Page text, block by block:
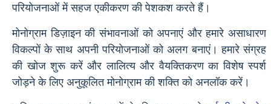
परियोजनाओं में सहज एकीकरण की पेशकश करते हैं।
मोनोग्राम डिज़ाइन की संभावनाओं को अपनाएं और हमारे असाधारण
विकल्पों के साथ अपनी परियोजनाओं को अलग बनाएं। हमारे संग्रह
की खोज शुरू करें और लालित्य और वैयक्तिकरण का विशेष स्पर्श
जोड़ने के लिए अनुकूलित मोनोग्राम की शक्ति को अनलॉक करें।